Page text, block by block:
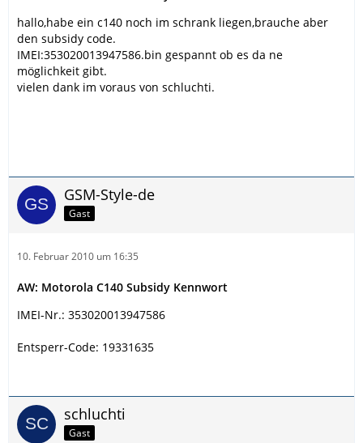
hallo,habe ein c140 noch im schrank liegen,brauche aber
den subsidy code.
IMEI:353020013947586.bin gespannt ob es da ne
möglichkeit gibt.
vielen dank im voraus von schluchti.
GSM-Style-de
Gast
10. Februar 2010 um 16:35
AW: Motorola C140 Subsidy Kennwort
IMEI-Nr.: 353020013947586
Entsperr-Code: 19331635
schluchti
Gast